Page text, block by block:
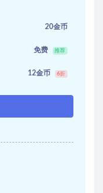
20金币
免费 推荐
12金币 6折